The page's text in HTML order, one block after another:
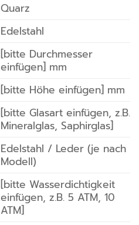
Quarz
Edelstahl
[bitte Durchmesser
einfügen] mm
[bitte Höhe einfügen] mm
[bitte Glasart einfügen, z.B.
Mineralglas, Saphirglas]
Edelstahl / Leder (je nach
Modell)
[bitte Wasserdichtigkeit
einfügen, z.B. 5 ATM, 10
ATM]